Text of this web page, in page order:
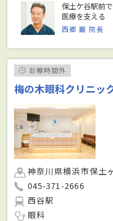
保土ケ谷駅前
医療を支える
西郷 巖 院長
診療時間外
梅の木眼科クリニッ
神奈川県横浜市保土
045-371-2666
西谷駅
眼科